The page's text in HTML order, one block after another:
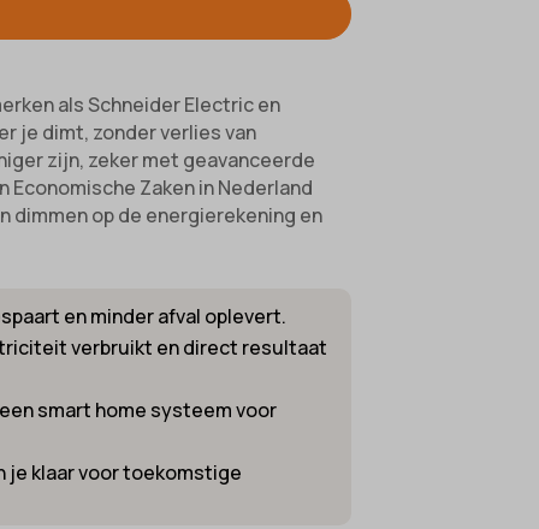
als Schneider Electric en
je dimt, zonder verlies van
zijn, zeker met geavanceerde
Zaken in Nederland
op de energierekening en
en minder afval oplevert.
verbruikt en direct resultaat
smart home systeem voor
je klaar voor toekomstige